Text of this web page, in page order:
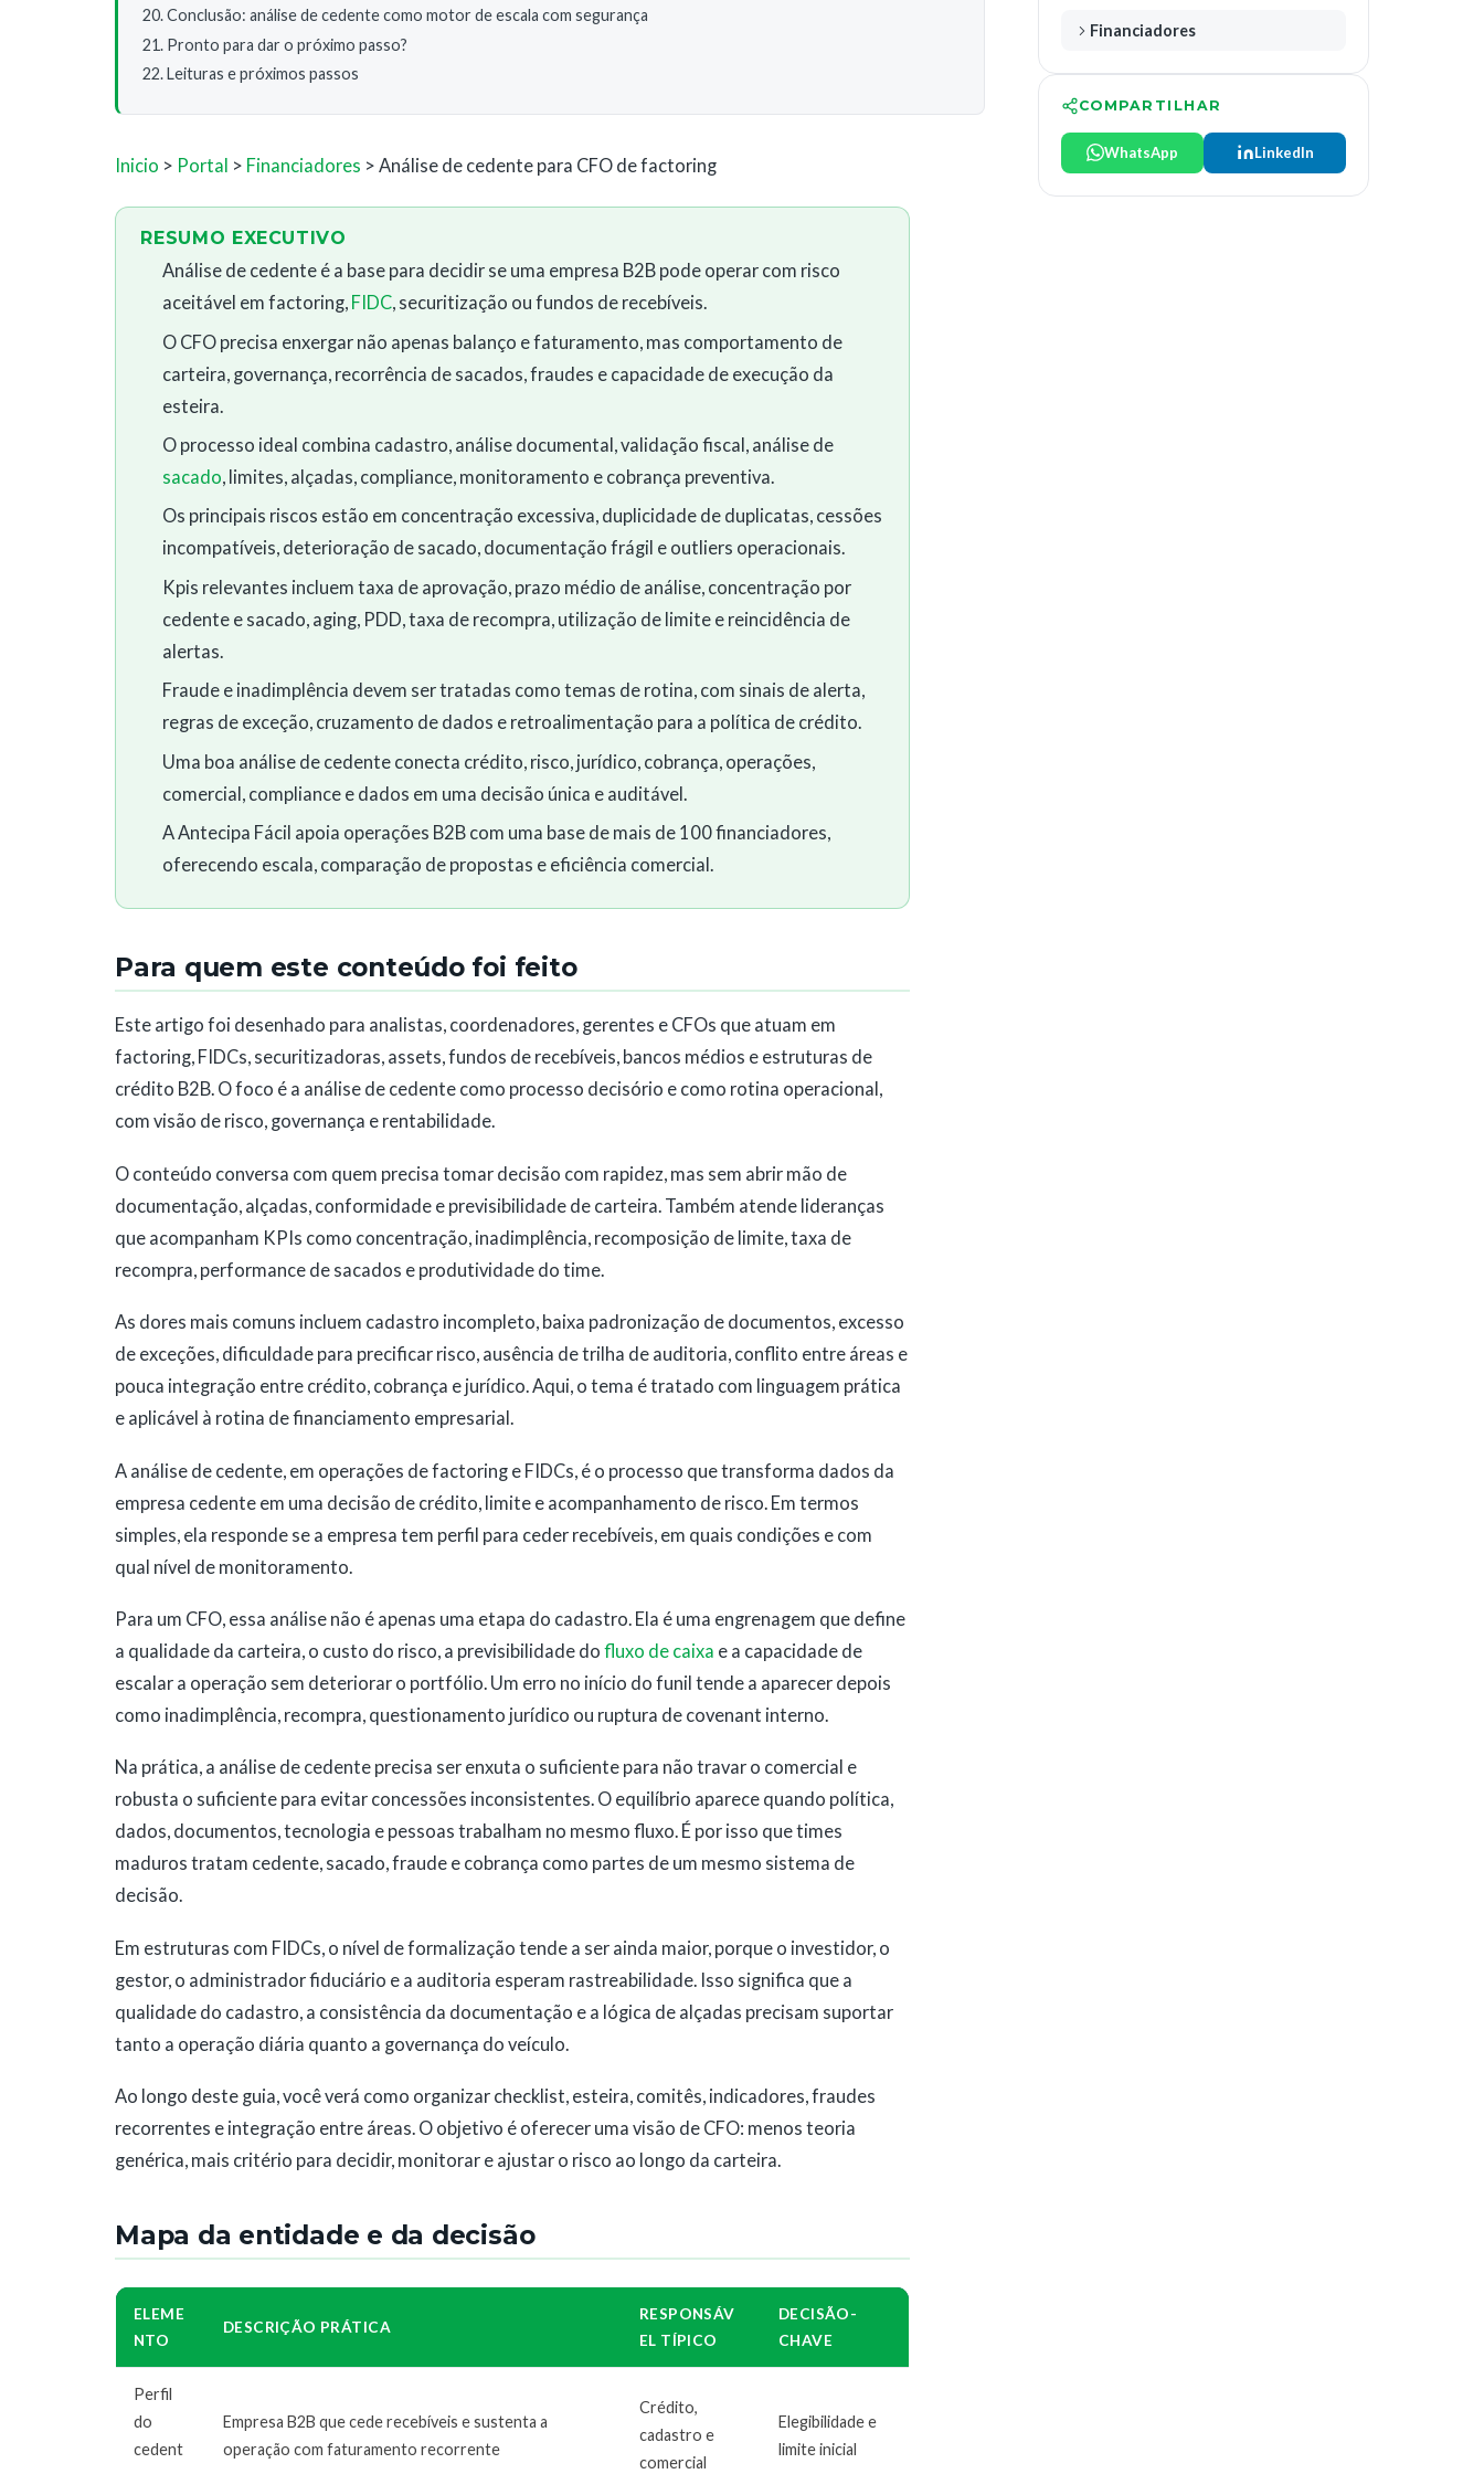
Conclusão: análise de cedente como motor de escala com segurança
Pronto para dar o próximo passo?
Leituras e próximos passos
Inicio > Portal > Financiadores > Análise de cedente para CFO de factoring
RESUMO EXECUTIVO
Análise de cedente é a base para decidir se uma empresa B2B pode operar com risco
aceitável em factoring, FIDC, securitização ou fundos de recebíveis.
O CFO precisa enxergar não apenas balanço e faturamento, mas comportamento de
carteira, governança, recorrência de sacados, fraudes e capacidade de execução da
esteira.
O processo ideal combina cadastro, análise documental, validação fiscal, análise de
sacado, limites, alçadas, compliance, monitoramento e cobrança preventiva.
Os principais riscos estão em concentração excessiva, duplicidade de duplicatas, cessões
incompatíveis, deterioração de sacado, documentação frágil e outliers operacionais.
Kpis relevantes incluem taxa de aprovação, prazo médio de análise, concentração por
cedente e sacado, aging, PDD, taxa de recompra, utilização de limite e reincidência de
alertas.
Fraude e inadimplência devem ser tratadas como temas de rotina, com sinais de alerta,
regras de exceção, cruzamento de dados e retroalimentação para a política de crédito.
Uma boa análise de cedente conecta crédito, risco, jurídico, cobrança, operações,
comercial, compliance e dados em uma decisão única e auditável.
A Antecipa Fácil apoia operações B2B com uma base de mais de 100 financiadores,
oferecendo escala, comparação de propostas e eficiência comercial.
Para quem este conteúdo foi feito
Este artigo foi desenhado para analistas, coordenadores, gerentes e CFOs que atuam em
factoring, FIDCs, securitizadoras, assets, fundos de recebíveis, bancos médios e estruturas de
crédito B2B. O foco é a análise de cedente como processo decisório e como rotina operacional,
com visão de risco, governança e rentabilidade.
O conteúdo conversa com quem precisa tomar decisão com rapidez, mas sem abrir mão de
documentação, alçadas, conformidade e previsibilidade de carteira. Também atende lideranças
que acompanham KPIs como concentração, inadimplência, recomposição de limite, taxa de
recompra, performance de sacados e produtividade do time.
As dores mais comuns incluem cadastro incompleto, baixa padronização de documentos, excesso
de exceções, dificuldade para precificar risco, ausência de trilha de auditoria, conflito entre áreas e
pouca integração entre crédito, cobrança e jurídico. Aqui, o tema é tratado com linguagem prática
e aplicável à rotina de financiamento empresarial.
A análise de cedente, em operações de factoring e FIDCs, é o processo que transforma dados da
empresa cedente em uma decisão de crédito, limite e acompanhamento de risco. Em termos
simples, ela responde se a empresa tem perfil para ceder recebíveis, em quais condições e com
qual nível de monitoramento.
Para um CFO, essa análise não é apenas uma etapa do cadastro. Ela é uma engrenagem que define
a qualidade da carteira, o custo do risco, a previsibilidade do fluxo de caixa e a capacidade de
escalar a operação sem deteriorar o portfólio. Um erro no início do funil tende a aparecer depois
como inadimplência, recompra, questionamento jurídico ou ruptura de covenant interno.
Na prática, a análise de cedente precisa ser enxuta o suficiente para não travar o comercial e
robusta o suficiente para evitar concessões inconsistentes. O equilíbrio aparece quando política,
dados, documentos, tecnologia e pessoas trabalham no mesmo fluxo. É por isso que times
maduros tratam cedente, sacado, fraude e cobrança como partes de um mesmo sistema de
decisão.
Em estruturas com FIDCs, o nível de formalização tende a ser ainda maior, porque o investidor, o
gestor, o administrador fiduciário e a auditoria esperam rastreabilidade. Isso significa que a
qualidade do cadastro, a consistência da documentação e a lógica de alçadas precisam suportar
tanto a operação diária quanto a governança do veículo.
Ao longo deste guia, você verá como organizar checklist, esteira, comitês, indicadores, fraudes
recorrentes e integração entre áreas. O objetivo é oferecer uma visão de CFO: menos teoria
genérica, mais critério para decidir, monitorar e ajustar o risco ao longo da carteira.
Mapa da entidade e da decisão
ELEME
NTO
DESCRIÇÃO PRÁTICA
RESPONSÁV
EL TÍPICO
DECISÃO-
CHAVE
Perfil
do
cedent
Empresa B2B que cede recebíveis e sustenta a
operação com faturamento recorrente
Crédito,
cadastro e
comercial
Elegibilidade e
limite inicial
Financiadores
COMPARTILHAR
WhatsApp LinkedIn